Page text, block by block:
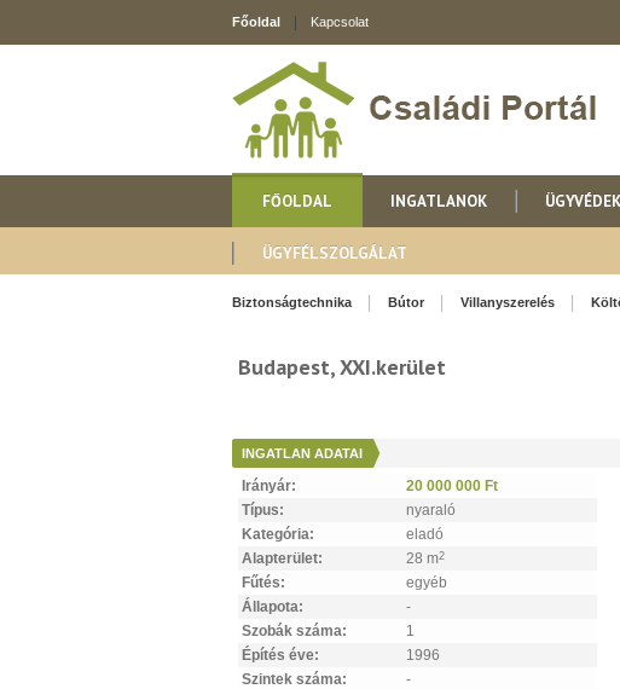
Főoldal Kapcsolat
FŐOLDAL INGATLANOK ÜGYVÉDEK
ÜGYFÉLSZOLGÁLAT
Biztonságtechnika Bútor Villanyszerelés
Budapest, XXI.kerület
INGATLAN ADATAI
Irányár:
20 000 000 Ft
Típus:
nyaraló
Kategória:
eladó
Alapterület:
28 m2
Fűtés:
egyéb
Állapota:
-
Szobák száma:
1
Építés éve:
1996
Szintek száma:
-